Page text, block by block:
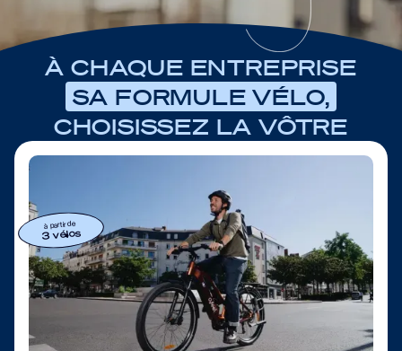
À CHAQUE ENTREPRISE
SA FORMULE VÉLO,
CHOISISSEZ LA VÔTRE
à partir de
3 vélos